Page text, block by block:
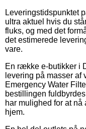
Leveringstidspunktet
ultra aktuel hvis du
fluks, og med det
det estimerede
vare.
En række e-butikker i
levering på masser af
Emergency Water
bestillingen
har mulighed for at
hjem.